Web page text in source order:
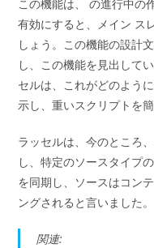
この機能は、 の進行中の
有効にすると、メイン ス
しょう。この機能の設計
し、この機能を見出して
セルは、これがどのよう
示し、重いスクリプトを
ラッセルは、今のところ
し、特定のソースタイプ
を同期し、ソースはコン
ングされると言いました。
関連: